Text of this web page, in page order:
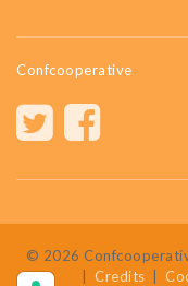
Confcooperative
© 2026
Credits